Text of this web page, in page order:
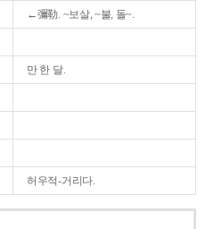
←彌勒. ~보살, ~불, 돌~.
만 한 달.
허우적-거리다.